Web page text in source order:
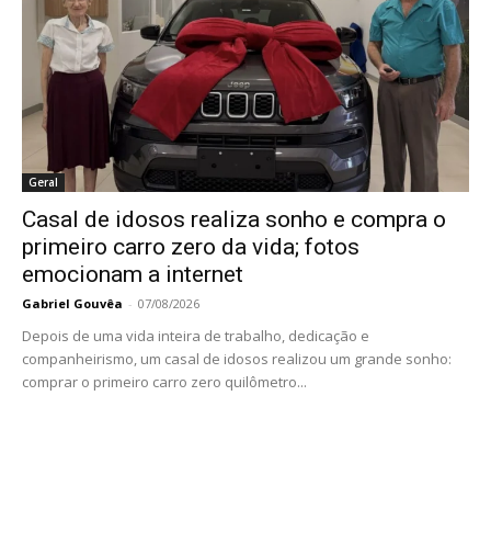
Geral
Casal de idosos realiza sonho e compra o
primeiro carro zero da vida; fotos
emocionam a internet
Gabriel Gouvêa - 07/08/2026
Depois de uma vida inteira de trabalho, dedicação e
companheirismo, um casal de idosos realizou um grande sonho:
comprar o primeiro carro zero quilômetro...